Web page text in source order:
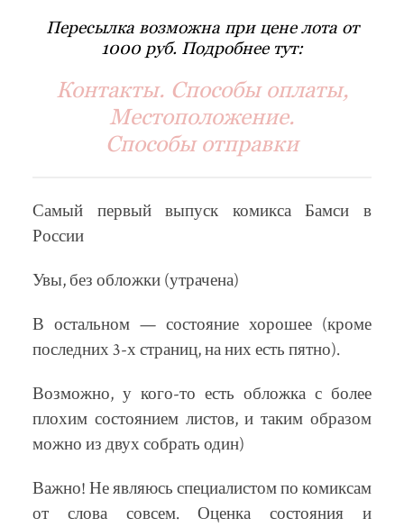
Пересылка возможна при цене лота от
1000 руб. Подробнее тут:
Контакты. Способы оплаты,
Местоположение.
Способы отправки
Самый первый выпуск комикса Бамси в
России
Увы, без обложки (утрачена)
В остальном — состояние хорошее (кроме
последних 3-х страниц, на них есть пятно).
Возможно, у кого-то есть обложка с более
плохим состоянием листов, и таким образом
можно из двух собрать один)
Важно! Не являюсь специалистом по комиксам
от слова совсем. Оценка состояния и